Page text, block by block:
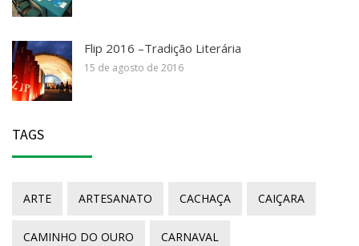
Flip 2016 –Tradição Literária
15 de agosto de 2016
TAGS
ARTE ARTESANATO CACHAÇA CAIÇARA
CAMINHO DO OURO CARNAVAL